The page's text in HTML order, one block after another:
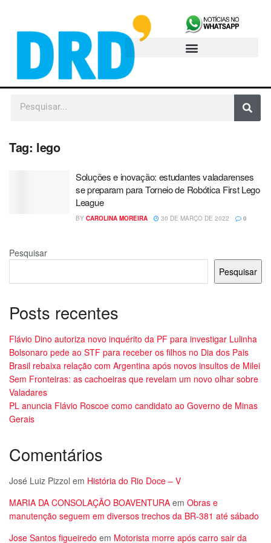
Tag: lego
Soluções e inovação: estudantes valadarenses
se preparam para Torneio de Robótica First Lego
League
BY CAROLINA MOREIRA 30 DE MARÇO DE 2022 0
Pesquisar
Pesquisar
Posts recentes
Flávio Dino autoriza novo inquérito da PF para investigar Lulinha
Bolsonaro pede ao STF para receber os filhos no Dia dos Pais
Brasil rebaixa relação com Argentina após novos insultos de Milei
Sem Fronteiras: as cachoeiras que revelam um novo olhar sobre
Valadares
PL anuncia Flávio Roscoe como candidato ao Governo de Minas
Gerais
Comentários
José Luiz Pizzol em História do Rio Doce – V
MARIA DA CONSOLAÇÃO BOAVENTURA em Obras e
manutenção seguem em diversos trechos da BR-381 até sábado
Jose Santos figueiredo em Motorista morre após carro sair da